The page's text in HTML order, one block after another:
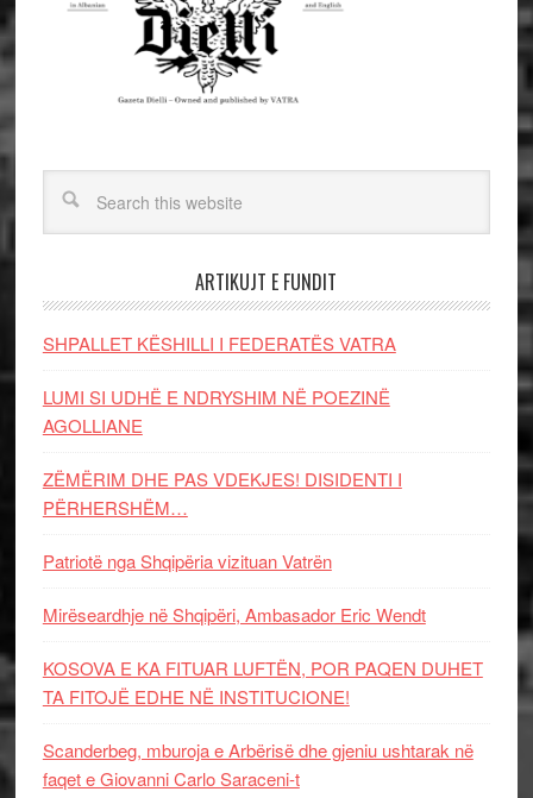
ARTIKUJT E FUNDIT
SHPALLET KËSHILLI I FEDERATËS VATRA
LUMI SI UDHË E NDRYSHIM NË POEZINË
AGOLLIANE
ZËMËRIM DHE PAS VDEKJES! DISIDENTI I
PËRHERSHËM…
Patriotë nga Shqipëria vizituan Vatrën
Mirëseardhje në Shqipëri, Ambasador Eric Wendt
KOSOVA E KA FITUAR LUFTËN, POR PAQEN DUHET
TA FITOJË EDHE NË INSTITUCIONE!
Scanderbeg, mburoja e Arbërisë dhe gjeniu ushtarak në
faqet e Giovanni Carlo Saraceni-t